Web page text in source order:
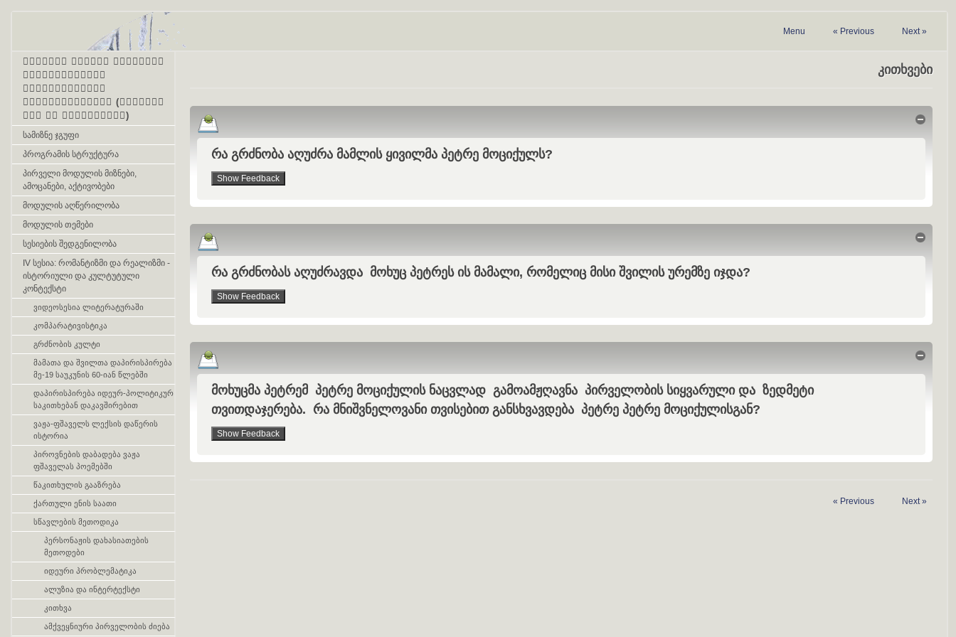
პირველი ონლაინ პროგრამა
მასწავლებელთა
კვალიფიკაციის
ამაღლებისათვის (ქართული
ენა და ლიტერატურა)
სამიზნე ჯგუფი
პროგრამის სტრუქტურა
პირველი მოდულის მიზნები,
ამოცანები, აქტივობები
მოდულის აღწერილობა
მოდულის თემები
სესიების შედგენილობა
IV სესია: რომანტიზმი და რეალიზმი -
ისტორიული და კულტუტული
კონტექსტი
ვიდეოსესია ლიტერატურაში
კომპარატივისტიკა
გრძნობის კულტი
მამათა და შვილთა დაპირისპირება
მე-19 საუკუნის 60-იან წლებში
დაპირისპირება იდეურ-პოლიტიკურ
საკითხებან დაკავშირებით
ვაჟა-ფშაველს ლექსის დაწერის
ისტორია
პიროვნების დაბადება ვაჟა
ფშაველას პოემებში
წაკითხულის გააზრება
ქართული ენის საათი
სწავლების მეთოდიკა
პერსონაჟის დახასიათების
მეთოდები
იდეური პრობლემატიკა
ალუზია და ინტერტექსტი
კითხვა
ამქვეყნიური პირველობის ძიება
Menu « Previous Next»
კითხვები
რა გრძნობა აღუძრა მამლის ყივილმა პეტრე მოციქულს?
რა გრძნობას აღუძრავდა მოხუც პეტრეს ის მამალი, რომელიც მისი შვილის ურემზე იჯდა?
მოხუცმა პეტრემ პეტრე მოციქულის ნაცვლად გამოამჟღავნა პირველობის სიყვარული და ზედმეტი
თვითდაჯერება. რა მნიშვნელოვანი თვისებით განსხვავდება პეტრე პეტრე მოციქულისგან?
« Previous Next »